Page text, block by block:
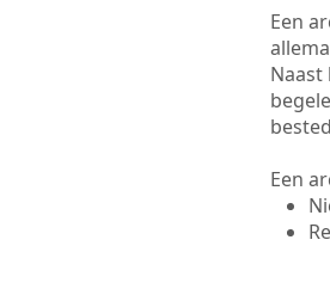
Een
Een